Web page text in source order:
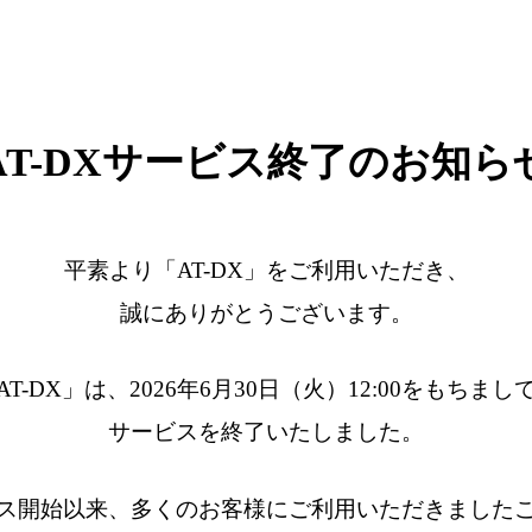
DXサービス終了のお知ら
平素より「AT-DX」をご利用いただき、
誠にありがとうございます。
AT-DX」は、2026年6月30日（火）12:00をもちまして
サービスを終了いたしました。
開始以来、多くのお客様にご利用いただきましたこ